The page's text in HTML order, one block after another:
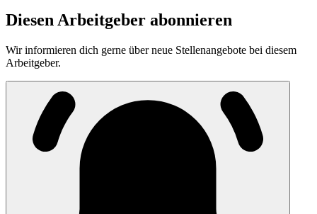
Diesen Arbeitgeber abonnieren
Wir informieren dich gerne über neue Stellenangebote bei diesem
Arbeitgeber.